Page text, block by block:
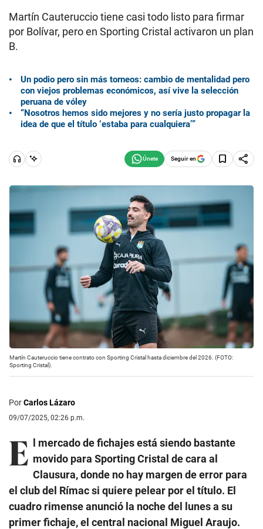
Martín Cauteruccio tiene casi todo listo para firmar
por Bolívar, pero en Sporting Cristal activaron un plan
B.
Un podio pero sin más torneos: cambio de mentalidad pero
con viejos problemas económicos, así vive la selección
peruana de vóley
“Nosotros hemos sido mejores y no sería justo propagar la
idea de que el título ‘estaba para cualquiera’”
Seguir en
Martín Cauteruccio tiene contrato con Sporting Cristal hasta diciembre del 2026. (FOTO:
Sporting Cristal).
PorCarlos Lázaro
09/07/2025, 02:26 p.m.
E l mercado de fichajes está siendo bastante
movido para Sporting Cristal de cara al
Clausura, donde no hay margen de error para
el club del Rímac si quiere pelear por el título. El
cuadro rimense anunció la noche del lunes a su
primer fichaje, el central nacional Miguel Araujo.